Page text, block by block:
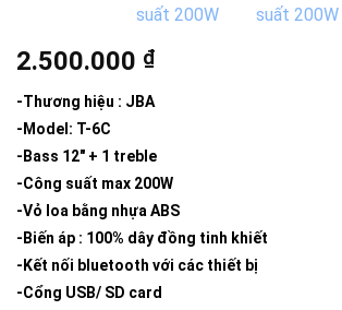
2.500.000 ₫
-Thương hiệu : JBA
-Model: T-6C
-Bass 12″ + 1 treble
-Công suất max 200W
-Vỏ loa bằng nhựa ABS
-Biến áp : 100% dây đồng tinh khiết
-Kết nối bluetooth với các thiết bị
-Cổng USB/ SD card